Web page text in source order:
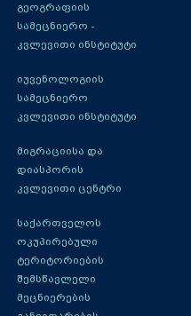
გეოგრაფიის
სამეცნიერო -
კვლევითი ინსტიტუტი
იუვენოლოგიის
სამეცნიერო
კვლევითი ინსტიტუტი
მიგრაციისა და
დიასპორის
კვლევითი ცენტრი
საქართველოს
ოკუპირებული
ტერიტორიების
შემსწავლელი
მეცნიერების